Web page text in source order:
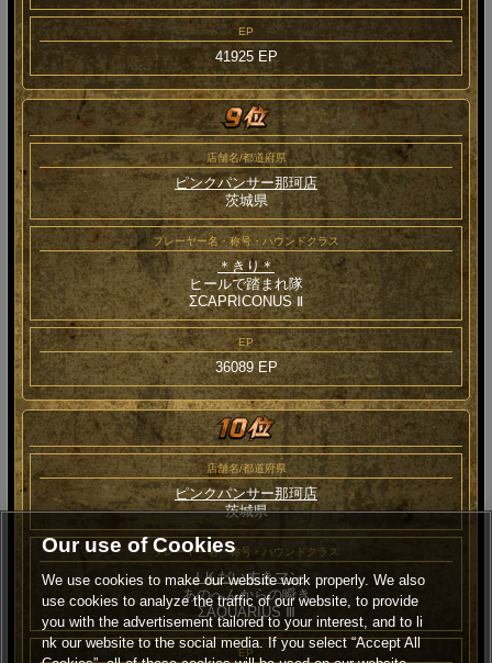
EP
41925 EP
店舗名/都道府県
ピンクパンサー那珂店
茨城県
プレーヤー名・称号・ハウンドクラス
＊きり＊
ヒールで踏まれ隊
ΣCAPRICONUS Ⅱ
EP
36089 EP
店舗名/都道府県
ピンクパンサー那珂店
茨城県
プレーヤー名・称号・ハウンドクラス
ＪＫだいすきマン
あのへんからの瞬き
ΣAQUARIUS Ⅲ
EP
Our use of Cookies
We use cookies to make our website work properly. We also
use cookies to analyze the traffic of our website, to provide
you with the advertisement tailored to your interest, and to li
nk our website to the social media. If you select “Accept All